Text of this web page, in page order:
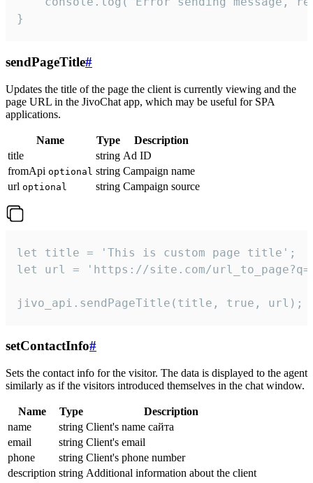
}
sendPageTitle#
Updates the title of the page the client is currently viewing and the
page URL in the JivoChat app, which may be useful for SPA
applications.
Name Type
Description
title
string Ad ID
fromApi optional string Campaign name
url optional string Campaign source
let title = 'This is custom page title';
let url = 'https://site.com/
jivo_api.sendPageTitle(title, true, url);
setContactInfo#
Sets the contact info for the visitor. The data is displayed to the agent
similarly as if the visitors introduced themselves in the chat window.
Name Type
Description
name
string Client's name сайта
email
string Client's email
phone
string Client's phone number
description string Additional information about the client